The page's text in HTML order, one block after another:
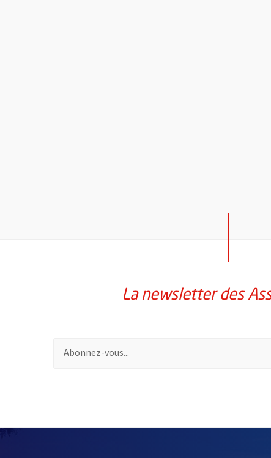
La newsletter des
Pour vous inscrire à la lettre d'information des